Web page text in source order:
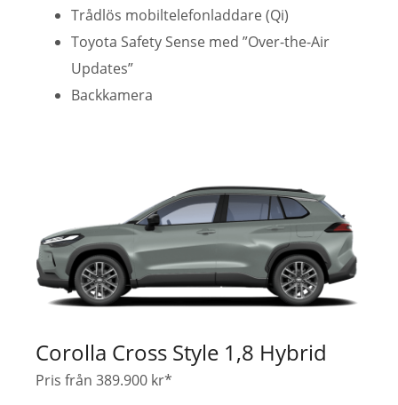
Trådlös mobiltelefonladdare (Qi)
Toyota Safety Sense med ”Over-the-Air
Updates”
Backkamera
Corolla Cross Style 1,8 Hybrid
Pris från 389.900 kr*